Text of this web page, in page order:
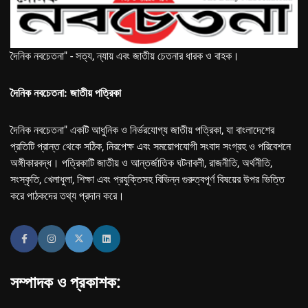
দৈনিক নবচেতনা" - সত্য, ন্যায় এবং জাতীয় চেতনার ধারক ও বাহক।
দৈনিক নবচেতনা: জাতীয় পত্রিকা
দৈনিক নবচেতনা" একটি আধুনিক ও নির্ভরযোগ্য জাতীয় পত্রিকা, যা বাংলাদেশের
প্রতিটি প্রান্ত থেকে সঠিক, নিরপেক্ষ এবং সময়োপযোগী সংবাদ সংগ্রহ ও পরিবেশনে
অঙ্গীকারবদ্ধ। পত্রিকাটি জাতীয় ও আন্তর্জাতিক ঘটনাবলী, রাজনীতি, অর্থনীতি,
সংস্কৃতি, খেলাধুলা, শিক্ষা এবং প্রযুক্তিসহ বিভিন্ন গুরুত্বপূর্ণ বিষয়ের উপর ভিত্তি
করে পাঠকদের তথ্য প্রদান করে।
সম্পাদক ও প্রকাশক: